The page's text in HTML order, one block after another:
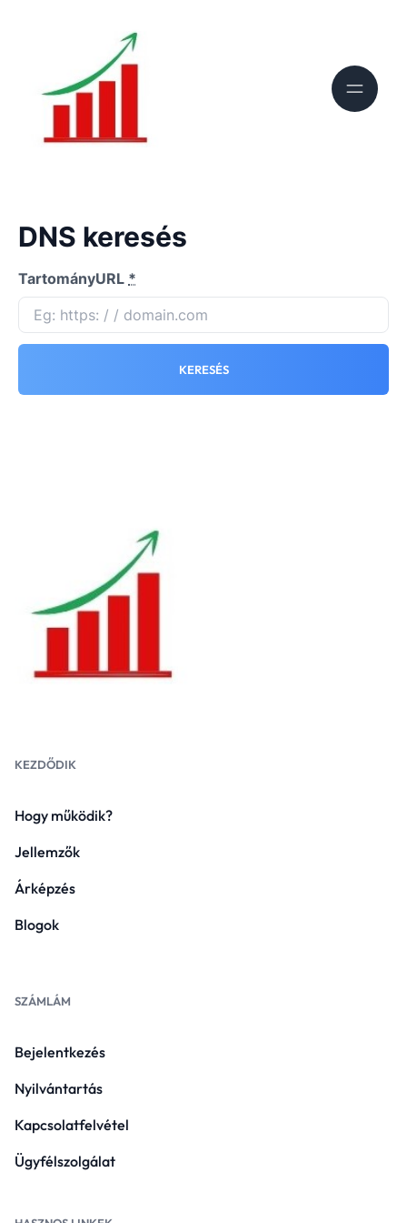
DNS keresés
TartományURL *
KERESÉS
KEZDŐDIK
Hogy működik?
Jellemzők
Árképzés
Blogok
SZÁMLÁM
Bejelentkezés
Nyilvántartás
Kapcsolatfelvétel
Ügyfélszolgálat